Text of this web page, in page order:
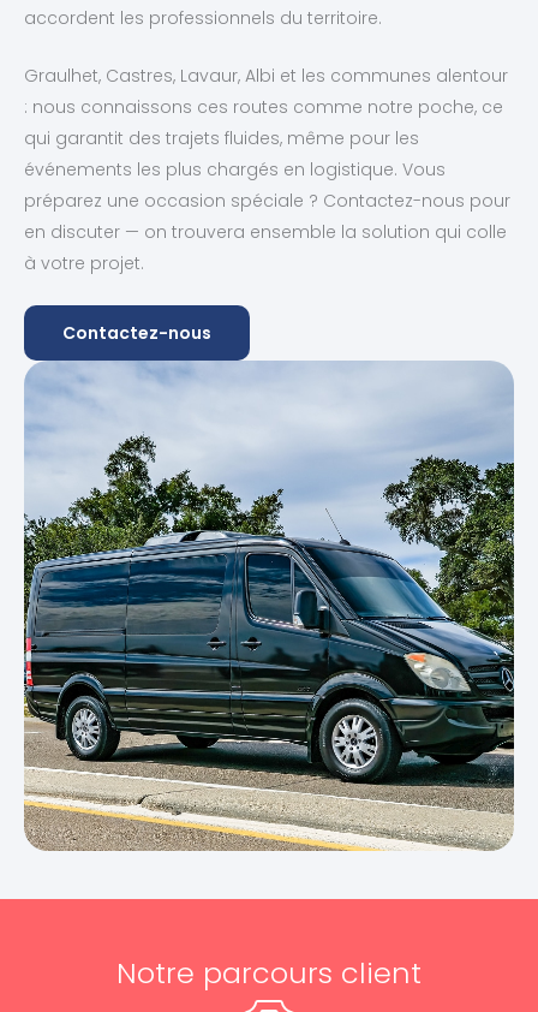
accordent les professionnels du territoire.
Graulhet, Castres, Lavaur, Albi et les communes alentour
: nous connaissons ces routes comme notre poche, ce
qui garantit des trajets fluides, même pour les
événements les plus chargés en logistique. Vous
préparez une occasion spéciale ? Contactez-nous pour
en discuter — on trouvera ensemble la solution qui colle
à votre projet.
Contactez-nous
Notre parcours client